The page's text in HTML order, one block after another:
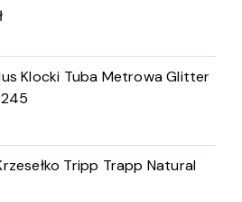
Klocki Tuba Metrowa Glitter
Tripp Trapp Natural